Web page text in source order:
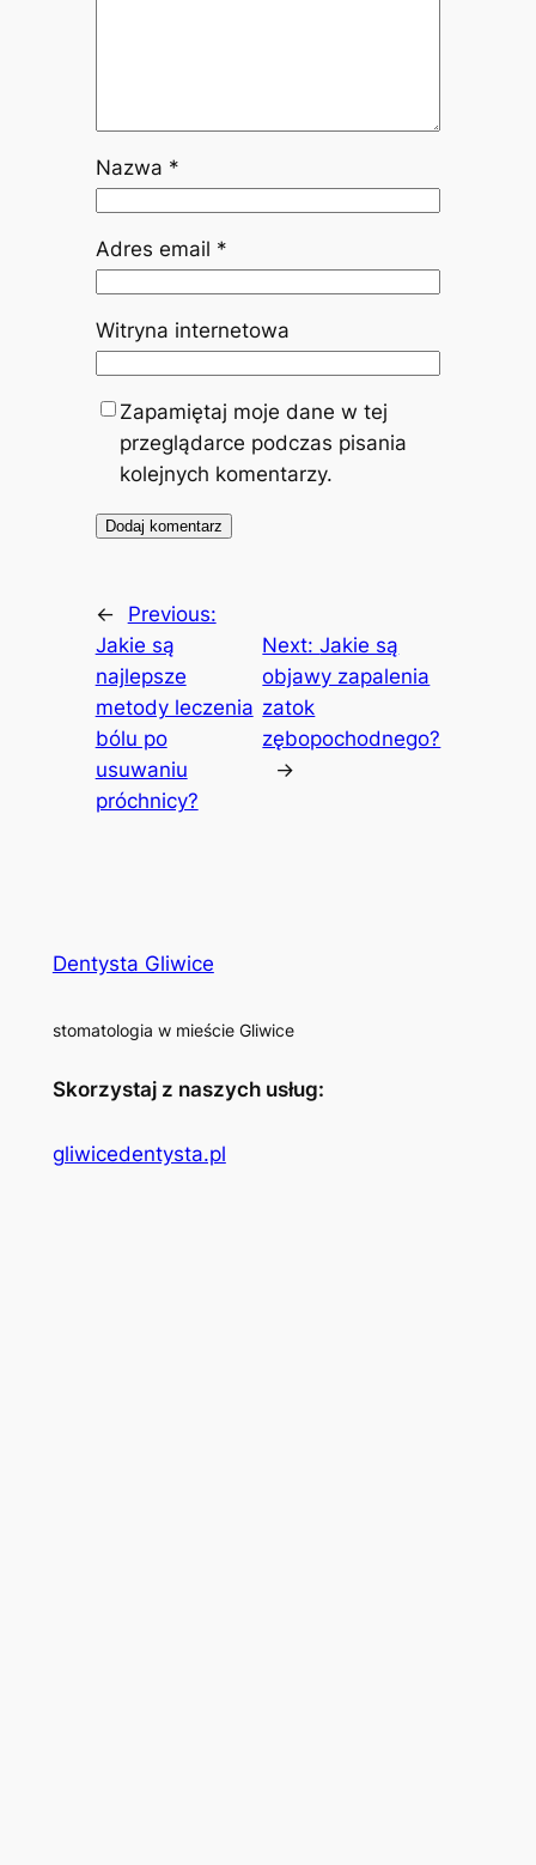
Nazwa *
Adres email *
Witryna internetowa
Zapamiętaj moje dane w tej
przeglądarce podczas pisania
kolejnych komentarzy.
←
Previous:
Jakie są
najlepsze
metody leczenia
bólu po
usuwaniu
próchnicy?
Next:Jakie są
objawy zapalenia
zatok
zębopochodnego?
→
Dentysta Gliwice
stomatologia w mieście Gliwice
Skorzystaj z naszych usług:
gliwicedentysta.pl